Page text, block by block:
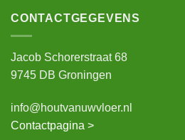
CONTACTGEGEVENS
Jacob Schorerstraat 68
9745 DB Groningen
info@houtvanuwvloer.nl
Contactpagina >